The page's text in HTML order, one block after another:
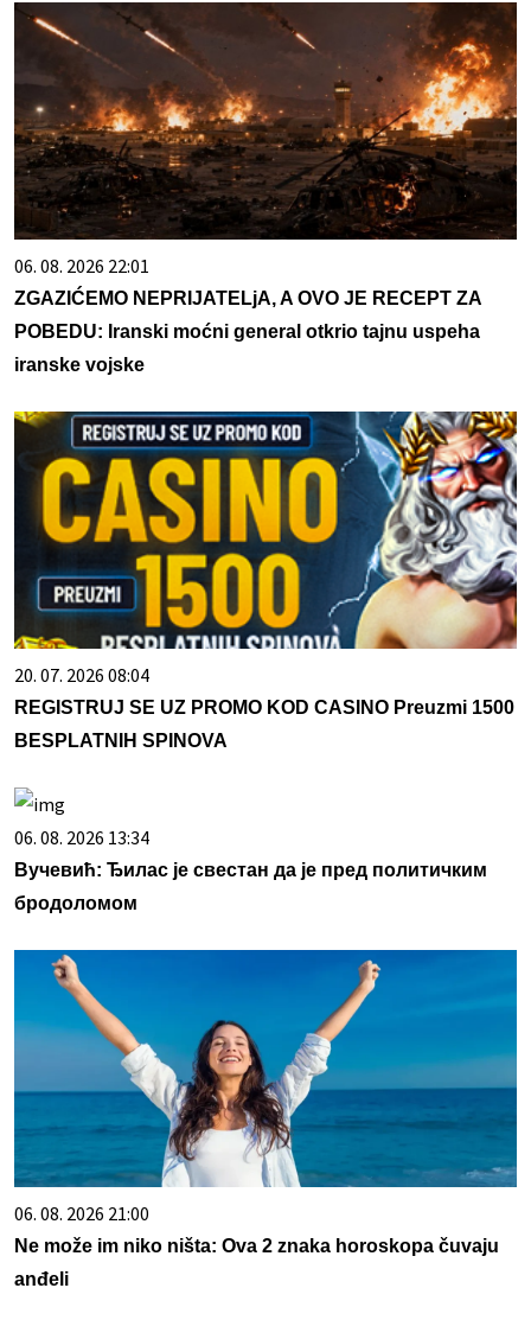
06. 08. 2026 22:01
ZGAZIĆEMO NEPRIJATELjA, A OVO JE RECEPT ZA
POBEDU: Iranski moćni general otkrio tajnu uspeha
iranske vojske
20. 07. 2026 08:04
REGISTRUJ SE UZ PROMO KOD CASINO Preuzmi 1500
BESPLATNIH SPINOVA
06. 08. 2026 13:34
Вучевић: Ђилас је свестан да је пред политичким
бродоломом
06. 08. 2026 21:00
Ne može im niko ništa: Ova 2 znaka horoskopa čuvaju
anđeli